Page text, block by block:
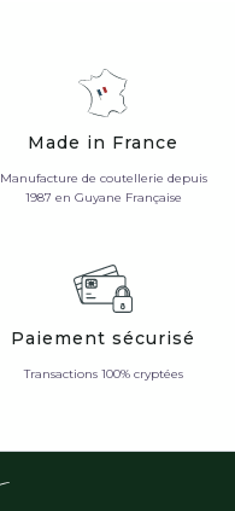
Made in France
Manufacture de coutellerie depuis
1987 en Guyane Française
Paiement sécurisé
Transactions 100% cryptées